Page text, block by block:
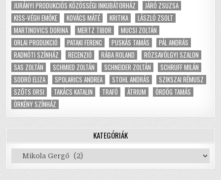
JURÁNYI PRODUKCIÓS KÖZÖSSÉGI INKUBÁTORHÁZ
JÁRÓ ZSUZSA
KISS-VÉGH EMŐKE
KOVÁCS MÁTÉ KRITIKA
LÁSZLÓ ZSOLT
MARTINOVICS DORINA
MERTZ TIBOR
MUCSI ZOLTÁN
ORLAI PRODUKCIÓ
PATAKI FERENC PUSKÁS TAMÁS
PÁL ANDRÁS
RADNÓTI SZÍNHÁZ
RECENZIÓ RÁBA ROLAND
RÓZSAVÖLGYI SZALON
SAS ZOLTÁN
SCHMIED ZOLTÁN SCHNEIDER ZOLTÁN
SCHRUFF MILÁN
SODRÓ ELIZA
SPOLARICS ANDREA STOHL ANDRÁS
SZIKSZAI RÉMUSZ
SZŐTS ORSI
TAKÁCS KATALIN TRAFÓ ÁTRIUM
ÖRDÖG TAMÁS
ÖRKÉNY SZÍNHÁZ
KATEGÓRIÁK
Kategóriák